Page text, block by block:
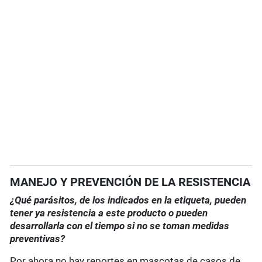
MANEJO Y PREVENCIÓN DE LA RESISTENCIA
¿Qué parásitos, de los indicados en la etiqueta, pueden
tener ya resistencia a este producto o pueden
desarrollarla con el tiempo si no se toman medidas
preventivas?